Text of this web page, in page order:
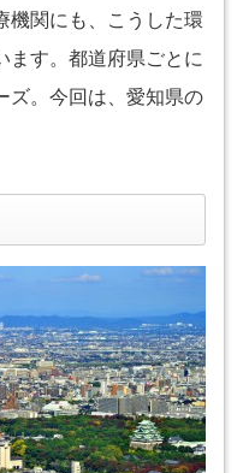
機関にも、こうした環
ます。都道府県ごとに
ズ。今回は、愛知県の